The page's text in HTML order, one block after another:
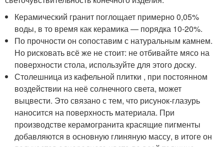
Керамический гранит поглощает примерно 0,05%
воды, в то время как керамика — порядка 10-20%.
По прочности он сопоставим с натуральным камнем.
Но рисковать всё же не стоит: не отбивайте мясо на
поверхности стола, используйте для этого доску.
Столешница из кафельной плитки , при постоянном
воздействии на неё солнечного света, может
выцвести. Это связано с тем, что рисунок-глазурь
наносится на поверхность материала. При
производстве керамогранита красящие пигменты
добавляются в основную глиняную массу, в итоге он